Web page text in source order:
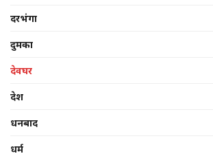
दरभंगा
दुमका
देवघर
देश
धनबाद
धर्म